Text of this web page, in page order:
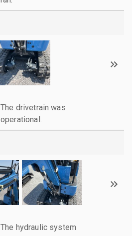
The drivetrain was
operational.
The hydraulic system